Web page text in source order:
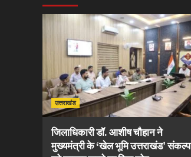
उत्तराखंड
जिलाधिकारी डॉ. आशीष चौहान ने
मुख्यमंत्री के ‘खेल भूमि उत्तराखंड’ संकल्प